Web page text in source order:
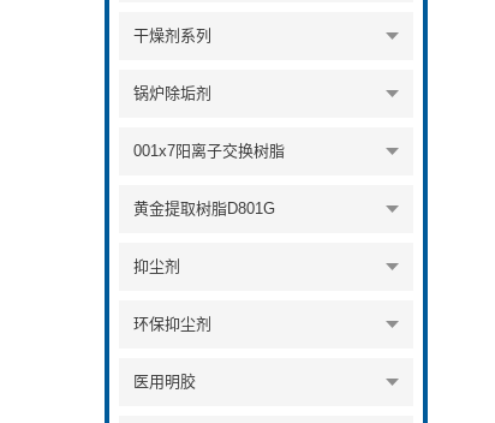
干燥剂系列
锅炉除垢剂
001x7阳离子交换树脂
黄金提取树脂D801G
抑尘剂
环保抑尘剂
医用明胶